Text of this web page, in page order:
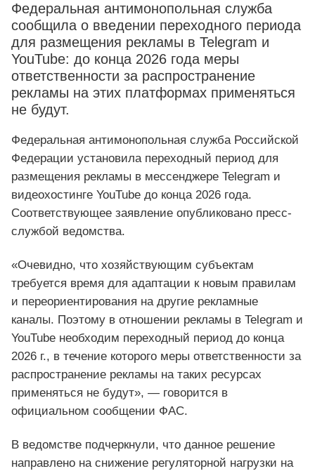
Федеральная антимонопольная служба
сообщила о введении переходного периода
для размещения рекламы в Telegram и
YouTube: до конца 2026 года меры
ответственности за распространение
рекламы на этих платформах применяться
не будут.
Федеральная антимонопольная служба Российской
Федерации установила переходный период для
размещения рекламы в мессенджере Telegram и
видеохостинге YouTube до конца 2026 года.
Соответствующее заявление опубликовано пресс-
службой ведомства.
«Очевидно, что хозяйствующим субъектам
требуется время для адаптации к новым правилам
и переориентирования на другие рекламные
каналы. Поэтому в отношении рекламы в Telegram и
YouTube необходим переходный период до конца
2026 г., в течение которого меры ответственности за
распространение рекламы на таких ресурсах
применяться не будут», — говорится в
официальном сообщении ФАС.
В ведомстве подчеркнули, что данное решение
направлено на снижение регуляторной нагрузки на